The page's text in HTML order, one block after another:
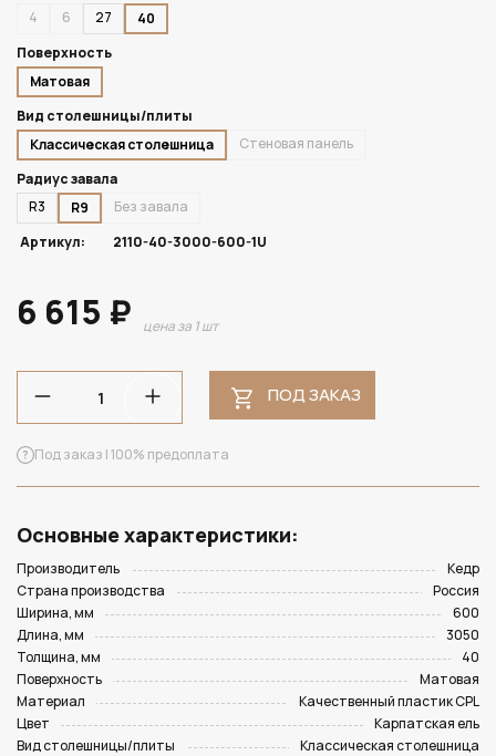
4
6 27
40
Поверхность
Матовая
Вид столешницы/плиты
Классическая столешница
Стеновая панель
Радиус завала
R3
R9
Без завала
Артикул:
2110-40-3000-600-1U
6 615 ₽ цена за 1 шт
ПОД ЗАКАЗ
Под заказ | 100% предоплата
Основные характеристики:
Производитель
Кедр
Страна производства
Россия
Ширина, мм
600
Длина, мм
3050
Толщина, мм
40
Поверхность
Матовая
Материал
Качественный пластик CPL
Цвет
Карпатская ель
Вид столешницы/плиты
Классическая столешница